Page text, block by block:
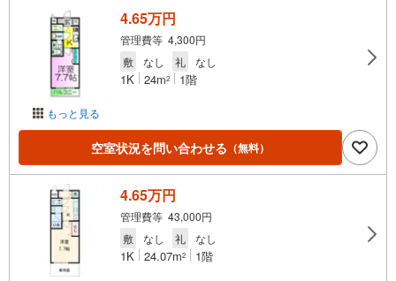
もっと見る
4.65万円
管理費等 4,300円
敷
なし 礼 なし
1K 24m2 1階
空室状況を問い合わせる （無料）
4.65万円
管理費等 43,000円
敷
なし 礼 なし
1K 24.07m2 1階